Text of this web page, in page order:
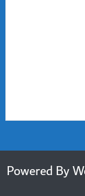
2014 Powered